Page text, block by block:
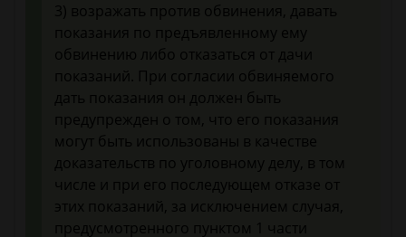
3) возражать против обвинения, давать
показания по предъявленному ему
обвинению либо отказаться от дачи
показаний. При согласии обвиняемого
дать показания он должен быть
предупрежден о том, что его показания
могут быть использованы в качестве
доказательств по уголовному делу, в том
числе и при его последующем отказе от
этих показаний, за исключением случая,
предусмотренного пунктом 1 части